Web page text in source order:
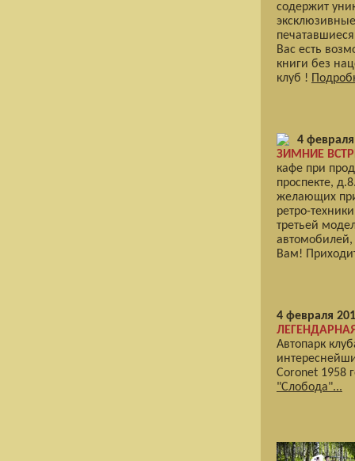
содержит
Вас есть
книги без
клуб !
4
ЗИМНИЕ
кафе при
проспекте,
желающих
ретро-
третьей
Вам!
4 февраля
Автопарк
Coronet 1958
"Слобода"...